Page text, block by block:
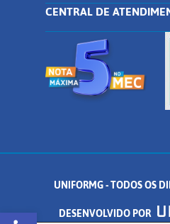
CENTRAL DE
UNIFORMG - TODOS OS
DESENVOLVIDO POR